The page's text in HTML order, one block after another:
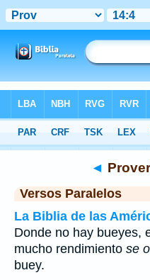
>Proverbios Capítulo 14 > Verso 4
◄
Versos Paralelos
La Biblia de las
Donde no hay bueyes,
mucho rendimiento se
buey.